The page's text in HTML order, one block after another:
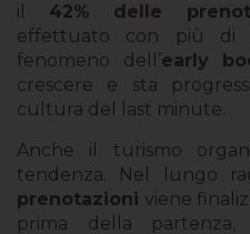
il 42% delle
effettuato con più di
fenomeno dell’early
crescere e sta
cultura del last minute.
Anche il turismo
tendenza. Nel lungo
prenotazioni viene
prima della